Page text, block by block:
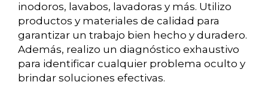
inodoros, lavabos, lavadoras y más. Utilizo
productos y materiales de calidad para
garantizar un trabajo bien hecho y duradero.
Además, realizo un diagnóstico exhaustivo
para identificar cualquier problema oculto y
brindar soluciones efectivas.